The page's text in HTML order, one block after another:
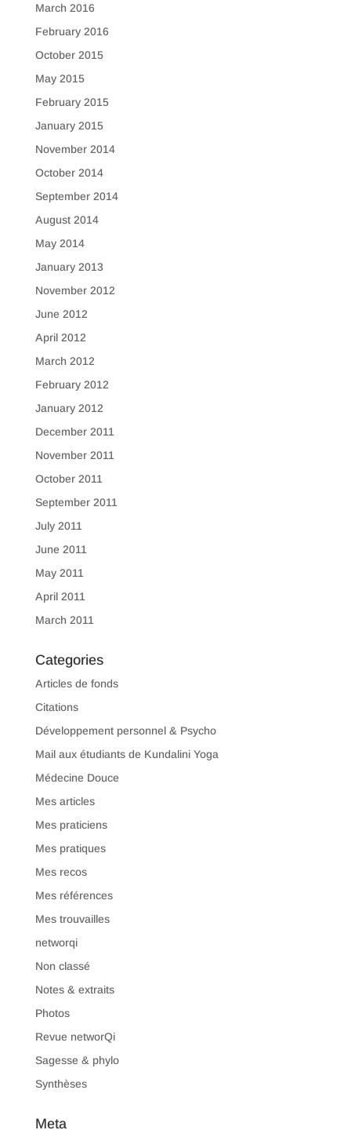
March 2016
February 2016
October 2015
May 2015
February 2015
January 2015
November 2014
October 2014
September 2014
August 2014
May 2014
January 2013
November 2012
June 2012
April 2012
March 2012
February 2012
January 2012
December 2011
November 2011
October 2011
September 2011
July 2011
June 2011
May 2011
April 2011
March 2011
Categories
Articles de fonds
Citations
Développement personnel & Psycho
Mail aux étudiants de Kundalini Yoga
Médecine Douce
Mes articles
Mes praticiens
Mes pratiques
Mes recos
Mes références
Mes trouvailles
networqi
Non classé
Notes & extraits
Photos
Revue networQi
Sagesse & phylo
Synthèses
Meta